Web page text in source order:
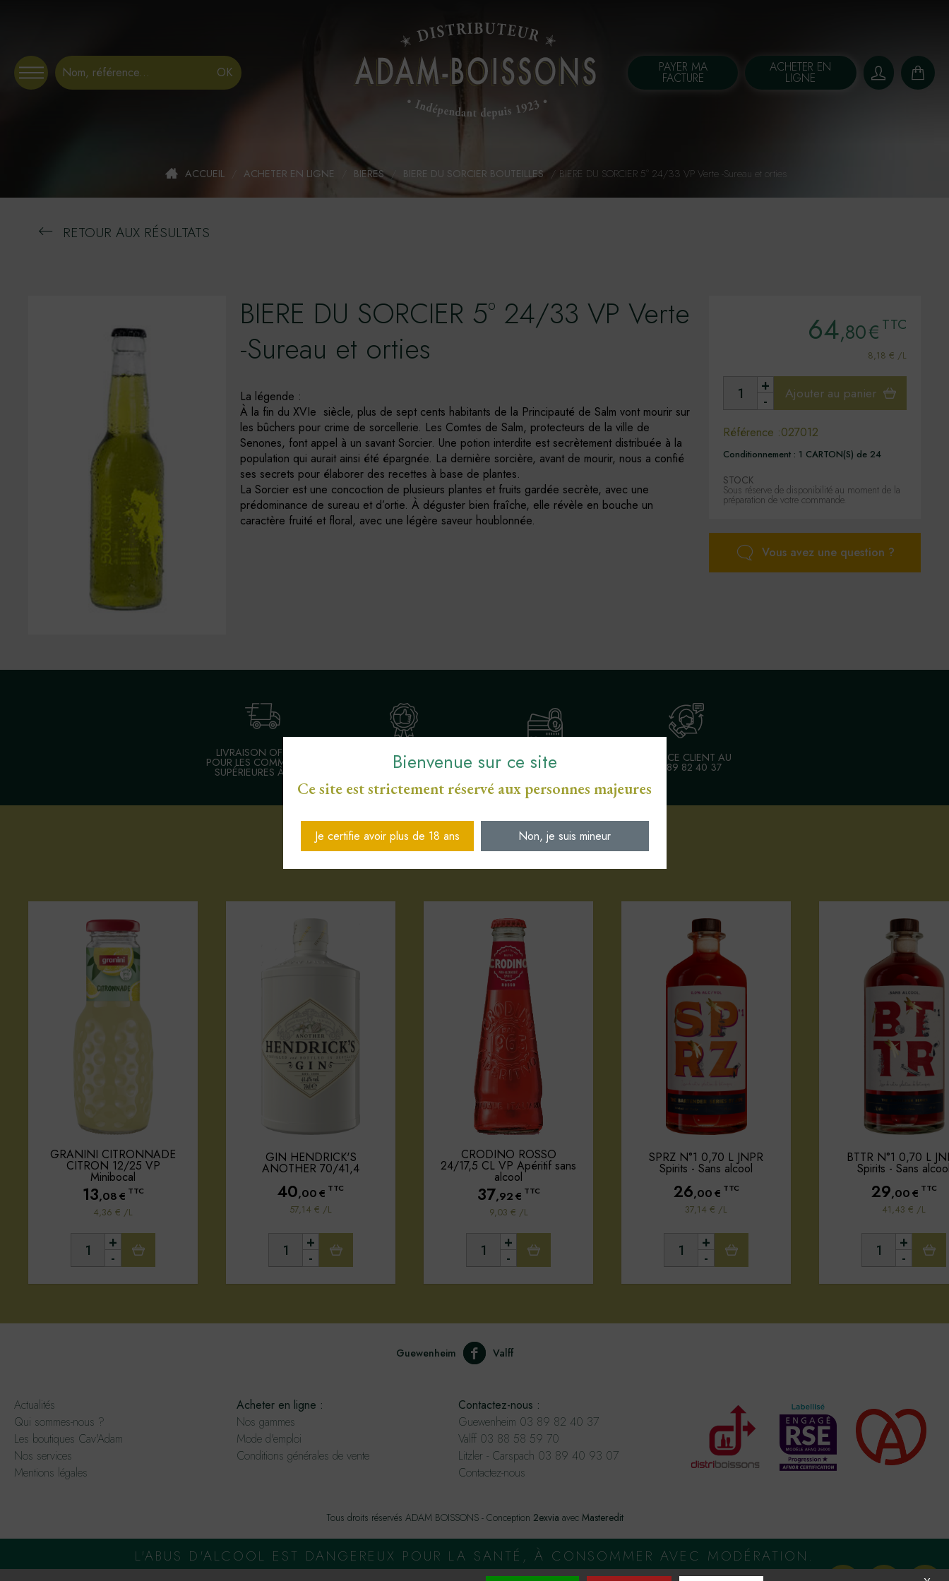
PAYER MA
FACTURE
ACHETER EN
LIGNE
ACCUEIL ACHETER EN LIGNE BIERES / BIERE DU SORCIER BOUTEILLES / BIERE DU SORCIER 5° 24/33 VP Verte -Sureau et orties
RETOUR AUX RÉSULTATS
BIERE DU SORCIER 5° 24/33 VP Verte
-Sureau et orties
La légende :
À la fin du XVIe siècle, plus de sept cents habitants de la Principauté de Salm vont mourir sur
les bûchers pour crime de sorcellerie. Les Comtes de Salm, protecteurs de la ville de
Senones, font appel à un savant Sorcier. Une potion interdite est secrètement distribuée à la
population qui aurait ainsi été épargnée. La dernière sorcière, avant de mourir, nous a confié
ses secrets pour élaborer des recettes à base de plantes.
La Sorcier est une concoction de plusieurs plantes et fruits gardée secrète, avec une
prédominance de sureau et d’ortie. À déguster bien fraîche, elle révèle en bouche un
caractère fruité et floral, avec une légère saveur houblonnée.
64,80€ TTC
8,18 € /L
-
+ Ajouter au panier
Référence :027012
Conditionnement : 1 CARTON(S) de 24
STOCK
Sous réserve de disponibilité au moment de la
préparation de votre commande.
Vous avez une question ?
LIVRAISON OFFERTE
POUR LES COMMANDES
SUPÉRIEURES À 30 €
ENGAGEMENT SERVICE
DE PROXIMITÉ PAIEMENT SÉCURISÉ CB SERVICE CLIENT AU
03 89 82 40 37
Votre sélection d'articles
GRANINI CITRONNADE
CITRON 12/25 VP
Minibocal
13,08€ TTC
4,36 € /L
-
+
GIN HENDRICK'S
ANOTHER 70/41,4
40,00€ TTC
57,14 € /L
-
+
CRODINO ROSSO
24/17,5 CL VP Apéritif sans
alcool
37,92€ TTC
9,03 € /L
-
+
SPRZ N°1 0,70 L JNPR
Spirits - Sans alcool
26,00€ TTC
37,14 € /L
-
+
BTTR N°1 0,70 L
Spirits - Sans
29,00€ TTC
41,43 € /L
-
+
Guewenheim Valff
Actualités
Qui sommes-nous ?
Les boutiques Cav'Adam
Nos services
Mentions légales
Acheter en ligne :
Nos gammes
Mode d'emploi
Conditions générales de vente
Contactez-nous :
Guewenheim 03 89 82 40 37
Valff 03 88 58 59 70
Litzler - Carspach 03 89 40 93 07
Contactez-nous
Tous droits réservés ADAM BOISSONS - Conception 2exvia avec Masteredit
L'ABUS D'ALCOOL EST DANGEREUX POUR LA SANTÉ, À CONSOMMER AVEC MODÉRATION.
Bienvenue sur ce site
Ce site est strictement réservé aux personnes majeures
Je certifie avoir plus de 18 ans Non, je suis mineur